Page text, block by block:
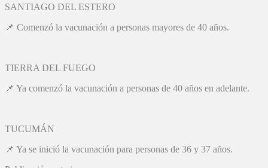
SANTIAGO DEL ESTERO
📌 Comenzó la vacunación a personas mayores de 40 años.
TIERRA DEL FUEGO
📌 Ya comenzó la vacunación a personas de 40 años en adelante.
TUCUMÁN
📌 Ya se inició la vacunación para personas de 36 y 37 años.